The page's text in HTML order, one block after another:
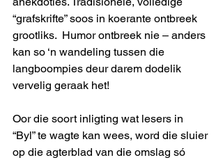
“grafskrifte” soos in koerante ontbreek
grootliks.  Humor ontbreek nie – anders
kan so ‘n wandeling tussen die
langboompies deur darem dodelik
vervelig geraak het!
Oor die soort inligting wat lesers in
“Byl” te wagte kan wees, word die sluier
op die agterblad van die omslag só